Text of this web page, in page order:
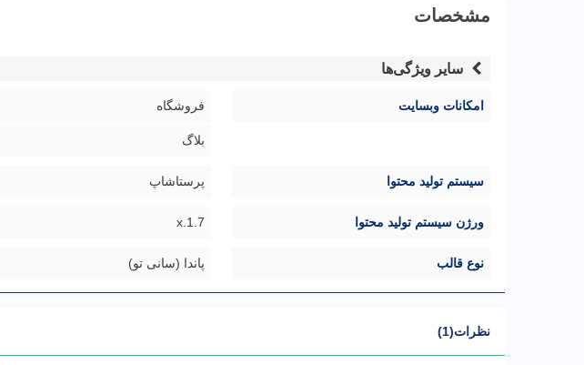
مشخصات
سایر ویژگی‌ها
امکانات وبسایت فروشگاه
بلاگ
سیستم تولید محتوا پرستاشاپ
ورژن سیستم تولید محتوا 1.7.x
نوع قالب پاندا (سانی تو)
نظرات(1)